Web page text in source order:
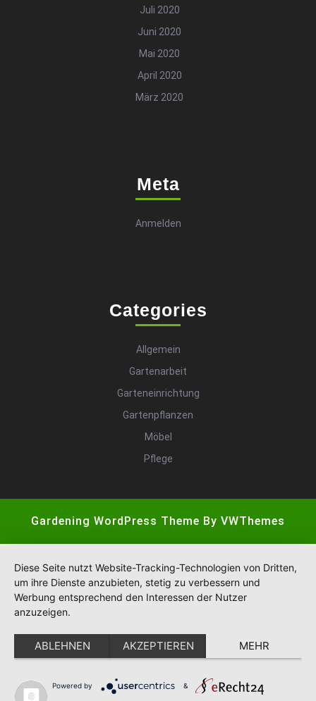
Juli 2020
Juni 2020
Mai 2020
April 2020
März 2020
Meta
Anmelden
Categories
Allgemein
Gartenarbeit
Garteneinrichtung
Gartenpflanzen
Möbel
Pflege
Gardening WordPress Theme By VWThemes
Diese Seite nutzt Website-Tracking-Technologien von Dritten,
um ihre Dienste anzubieten, stetig zu verbessern und
Werbung entsprechend den Interessen der Nutzer
anzuzeigen.
ABLEHNEN AKZEPTIEREN MEHR
Powered by &